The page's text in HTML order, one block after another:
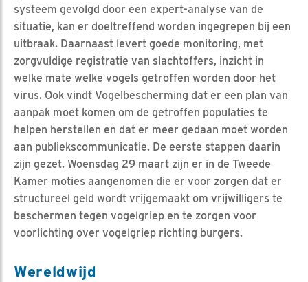
systeem gevolgd door een expert-analyse van de
situatie, kan er doeltreffend worden ingegrepen bij een
uitbraak. Daarnaast levert goede monitoring, met
zorgvuldige registratie van slachtoffers, inzicht in
welke mate welke vogels getroffen worden door het
virus. Ook vindt Vogelbescherming dat er een plan van
aanpak moet komen om de getroffen populaties te
helpen herstellen en dat er meer gedaan moet worden
aan publiekscommunicatie. De eerste stappen daarin
zijn gezet. Woensdag 29 maart zijn er in de Tweede
Kamer moties aangenomen die er voor zorgen dat er
structureel geld wordt vrijgemaakt om vrijwilligers te
beschermen tegen vogelgriep en te zorgen voor
voorlichting over vogelgriep richting burgers.
Wereldwijd